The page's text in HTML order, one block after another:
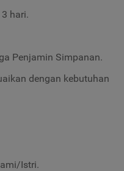
hari.
Penjamin Simpanan.
dengan kebutuhan
Istri.